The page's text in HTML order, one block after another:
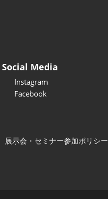
Social Media
Instagram
Facebook
展示会・セミナー参加ポリシー